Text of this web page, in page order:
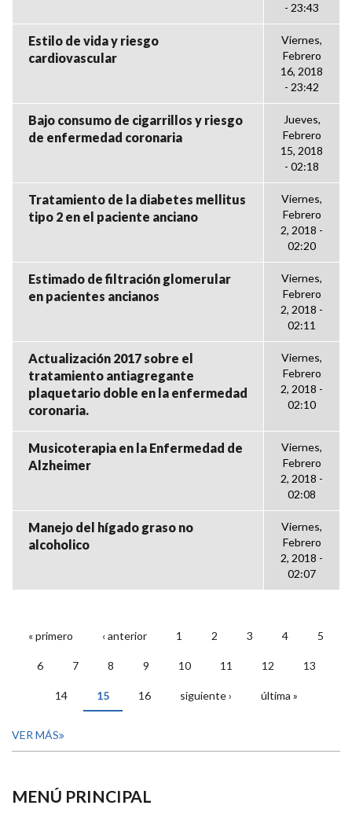
- 23:43
Estilo de vida y riesgo
cardiovascular
Viernes,
Febrero
16, 2018
- 23:42
Bajo consumo de cigarrillos y riesgo
de enfermedad coronaria
Jueves,
Febrero
15, 2018
- 02:18
Tratamiento de la diabetes mellitus
tipo 2 en el paciente anciano
Viernes,
Febrero
2, 2018 -
02:20
Estimado de filtración glomerular
en pacientes ancianos
Viernes,
Febrero
2, 2018 -
02:11
Actualización 2017 sobre el
tratamiento antiagregante
plaquetario doble en la enfermedad
coronaria.
Viernes,
Febrero
2, 2018 -
02:10
Musicoterapia en la Enfermedad de
Alzheimer
Viernes,
Febrero
2, 2018 -
02:08
Manejo del hígado graso no
alcoholico
Viernes,
Febrero
2, 2018 -
02:07
PÁGINAS
« primero ‹ anterior 1 2 3 4 5
6 7 8 9 10 11 12 13
14 15 16 siguiente › última »
VER MÁS
MENÚ PRINCIPAL